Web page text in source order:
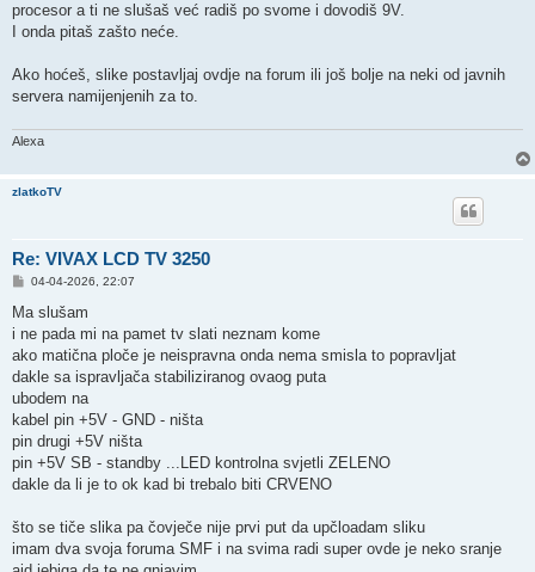
procesor a ti ne slušaš već radiš po svome i dovodiš 9V.
I onda pitaš zašto neće.
Ako hoćeš, slike postavljaj ovdje na forum ili još bolje na neki od javnih
servera namijenjenih za to.
Alexa
zlatkoTV
Re: VIVAX LCD TV 3250
P
s
04-04-2026, 22:07
Ma slušam
i ne pada mi na pamet tv slati neznam kome
ako matična ploče je neispravna onda nema smisla to popravljat
dakle sa ispravljača stabiliziranog ovaog puta
ubodem na
kabel pin +5V - GND - ništa
pin drugi +5V ništa
pin +5V SB - standby ...LED kontrolna svjetli ZELENO
dakle da li je to ok kad bi trebalo biti CRVENO
što se tiče slika pa čovječe nije prvi put da upčloadam sliku
imam dva svoja foruma SMF i na svima radi super ovde je neko sranje